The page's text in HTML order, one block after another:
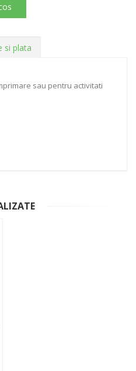
si plata
sau pentru activitati